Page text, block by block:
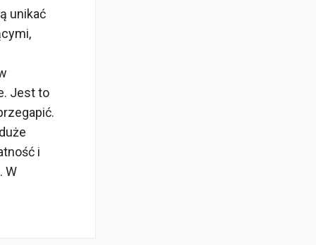
unikać
Jest to
i
W